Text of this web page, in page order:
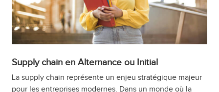
Supply chain en Alternance ou Initial
La supply chain représente un enjeu stratégique majeur
pour les entreprises modernes. Dans un monde où la